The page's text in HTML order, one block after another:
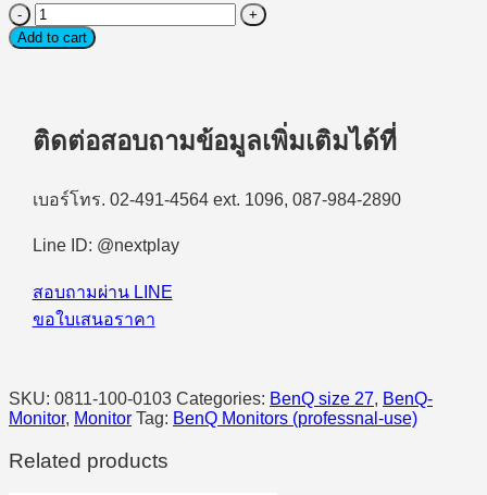
Monitor
(จอ
27"
4K
C
60Hz
Add to cart
ติดต่อสอบถามข้อมูลเพิ่มเติมได้ที่
เบอร์โทร. 02-491-4564 ext. 1096, 087-984-2890
Line ID: @nextplay
สอบถามผ่าน LINE
ขอใบเสนอราคา
SKU: 0811-100-0103 Categories: BenQ size 27, BenQ-
Monitor, Monitor Tag: BenQ Monitors (professnal-use)
Related products